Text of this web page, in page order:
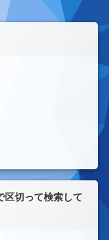
区切って検索して